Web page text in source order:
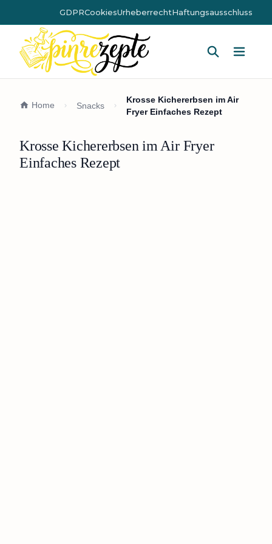
GDPRCookiesUrheberrechtHaftungsausschluss
Home Snacks
Krosse Kichererbsen im Air
Fryer Einfaches Rezept
Krosse Kichererbsen im Air Fryer
Einfaches Rezept